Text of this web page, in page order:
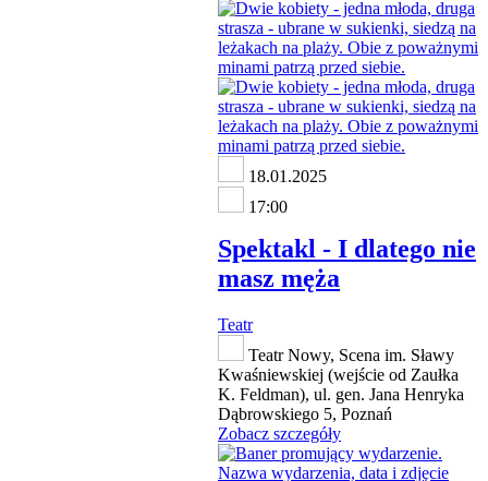
18.01.2025
17:00
Spektakl - I dlatego nie
masz męża
Teatr
Teatr Nowy, Scena im. Sławy
Kwaśniewskiej (wejście od Zaułka
K. Feldman), ul. gen. Jana Henryka
Dąbrowskiego 5, Poznań
Zobacz szczegóły